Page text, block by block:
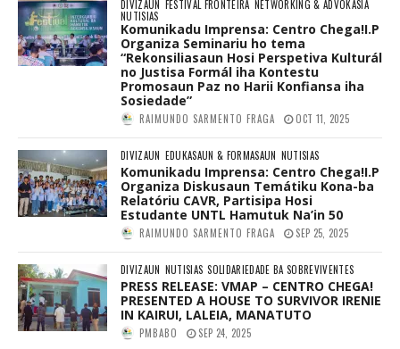
DIVIZAUN FESTIVAL FRONTEIRA NETWORKING & ADVOKASIA
NUTISIAS
Komunikadu Imprensa: Centro Chega!I.P
Organiza Seminariu ho tema
“Rekonsiliasaun Hosi Perspetiva Kulturál
no Justisa Formál iha Kontestu
Promosaun Paz no Harii Konfiansa iha
Sosiedade”
RAIMUNDO SARMENTO FRAGA OCT 11, 2025
DIVIZAUN EDUKASAUN & FORMASAUN NUTISIAS
Komunikadu Imprensa: Centro Chega!I.P
Organiza Diskusaun Temátiku Kona-ba
Relatóriu CAVR, Partisipa Hosi
Estudante UNTL Hamutuk Na’in 50
RAIMUNDO SARMENTO FRAGA SEP 25, 2025
DIVIZAUN NUTISIAS SOLIDARIEDADE BA SOBREVIVENTES
PRESS RELEASE: VMAP – CENTRO CHEGA!
PRESENTED A HOUSE TO SURVIVOR IRENIE
IN KAIRUI, LALEIA, MANATUTO
PMBABO SEP 24, 2025